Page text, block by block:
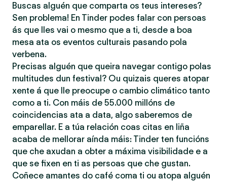
Buscas alguén que comparta os teus intereses?
Sen problema! En Tinder podes falar con persoas
ás que lles vai o mesmo que a ti, desde a boa
mesa ata os eventos culturais pasando pola
verbena.
Precisas alguén que queira navegar contigo polas
multitudes dun festival? Ou quizais queres atopar
xente á que lle preocupe o cambio climático tanto
como a ti. Con máis de 55.000 millóns de
coincidencias ata a data, algo saberemos de
emparellar. E a túa relación coas citas en liña
acaba de mellorar aínda máis: Tinder ten funcións
que che axudan a obter a máxima visibilidade e a
que se fixen en ti as persoas que che gustan.
Coñece amantes do café coma ti ou atopa alguén